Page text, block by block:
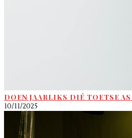
DOEN JAARLIKS DIÉ TOETSE
10/11/2025